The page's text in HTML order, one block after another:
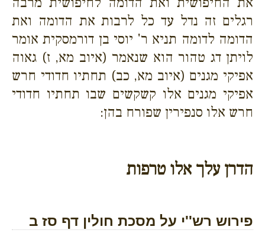
רגלים זה נדל עד כל לרבות את הדומה ואת
הדומה לדומה תניא ר' יוסי בן דורמסקית אומר
לויתן דג טהור הוא שנאמר (איוב מא, ז) גאוה
אפיקי מגנים (איוב מא, כב) תחתיו חדודי חרש
אפיקי מגנים אלו קשקשים שבו תחתיו חדודי
חרש אלו סנפירין שפורח בהן:
הדרן עלך אלו טרפות
פירוש רש''י על מסכת חולין דף סז ב